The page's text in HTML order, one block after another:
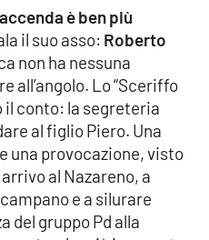
è ben più
il suo asso: Roberto
non ha nessuna
all’angolo. Lo “Sceriffo
il conto: la segreteria
al figlio Piero. Una
una provocazione, visto
al Nazareno, a
e a silurare
del gruppo Pd alla